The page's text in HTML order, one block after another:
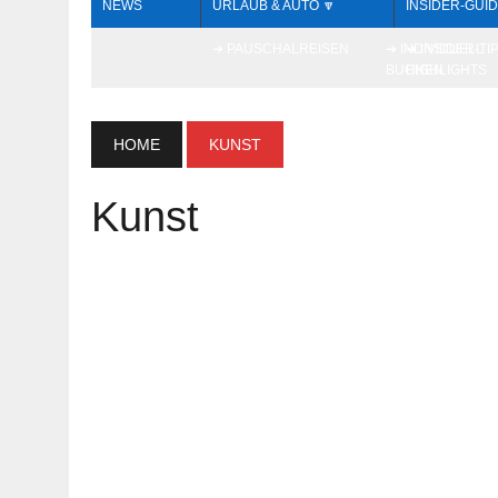
NEWS URLAUB & AUTO 🔽 INSIDER-
HOME KUNST
Kunst